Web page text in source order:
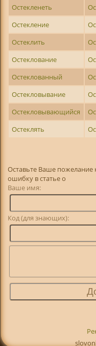
Остекленеть
Остекление
Остеклить
Остеклование
Остеклованный
Остекловывание
Остекловывающийся
Остеклять
Оставьте Ваше пожелание
ошибку в статье о
Ваше имя:
Код (для знающих):